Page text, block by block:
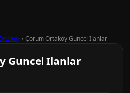
› Çorum Ortaköy Guncel Ilanlar
Guncel Ilanlar